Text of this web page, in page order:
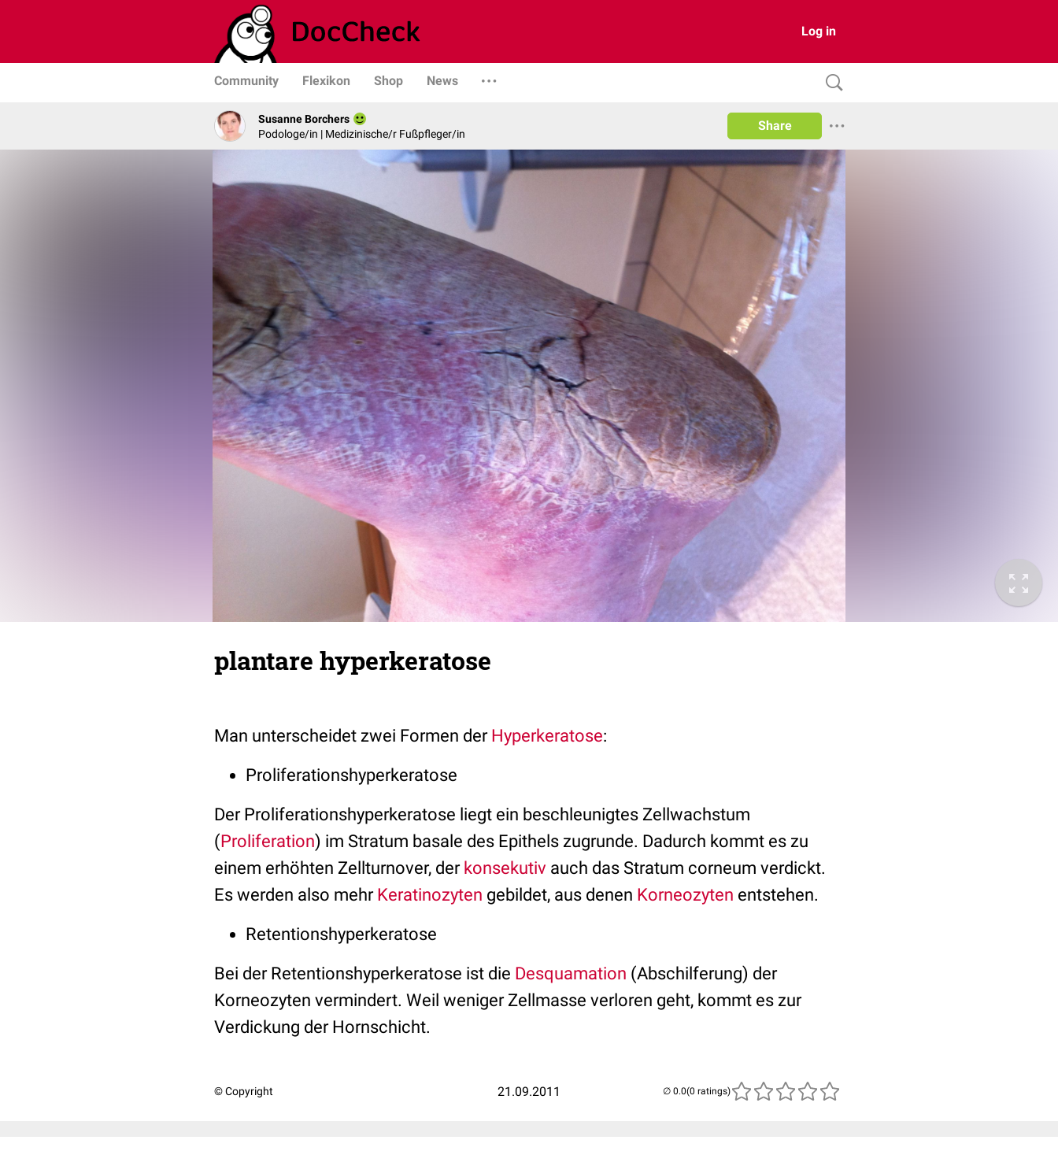
Log in
Community Flexikon Shop News
Susanne Borchers
Podologe/in | Medizinische/r Fußpfleger/in
Share
plantare hyperkeratose
Man unterscheidet zwei Formen der Hyperkeratose:
Proliferationshyperkeratose
Der Proliferationshyperkeratose liegt ein beschleunigtes Zellwachstum
(Proliferation) im Stratum basale des Epithels zugrunde. Dadurch kommt es zu
einem erhöhten Zellturnover, der konsekutiv auch das Stratum corneum verdickt.
Es werden also mehr Keratinozyten gebildet, aus denen Korneozyten entstehen.
Retentionshyperkeratose
Bei der Retentionshyperkeratose ist die Desquamation (Abschilferung) der
Korneozyten vermindert. Weil weniger Zellmasse verloren geht, kommt es zur
Verdickung der Hornschicht.
© Copyright 21.09.2011 (0 ratings)